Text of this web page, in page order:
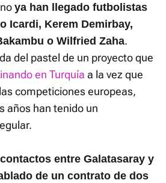
ya han llegado futbolistas
Icardi, Kerem Demirbay,
o Wilfried Zaha.
del pastel de un proyecto que
en Turquía a la vez que
competiciones europeas,
años han tenido un
entre Galatasaray y
de un contrato de dos